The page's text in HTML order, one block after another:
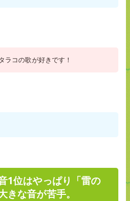
ラコの歌が好きです！
1位はやっぱり「雷の
きな音が苦手。